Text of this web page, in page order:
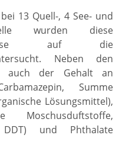
13 Quell-, 4 See- und
wurden diese
auf die
Neben den
auch der Gehalt an
Summe
Lösungsmittel),
DDT) und Phthalate